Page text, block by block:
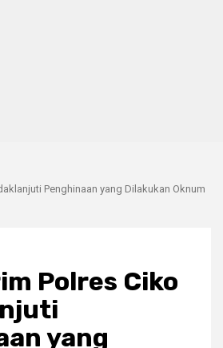
Penghinaan yang Dilakukan Oknum
Polres Ciko
yang